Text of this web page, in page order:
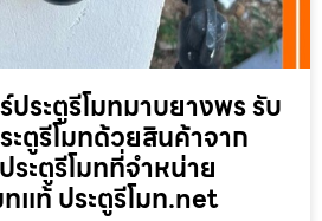
ประตูรีโมทมาบยางพร รับ
ะตูรีโมทด้วยสินค้าจาก
ระตูรีโมทที่จำหน่าย
ทแท้ ประตูรีโมท.net